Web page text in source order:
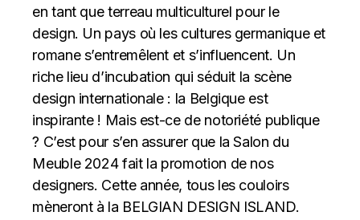
en tant que terreau multiculturel pour le
design. Un pays où les cultures germanique et
romane s’entremêlent et s’influencent. Un
riche lieu d’incubation qui séduit la scène
design internationale : la Belgique est
inspirante ! Mais est-ce de notoriété publique
? C’est pour s’en assurer que la Salon du
Meuble 2024 fait la promotion de nos
designers. Cette année, tous les couloirs
mèneront à la BELGIAN DESIGN ISLAND.